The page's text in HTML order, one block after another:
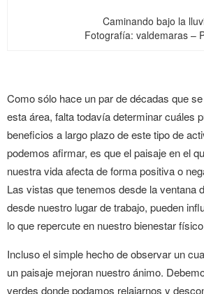
Caminando bajo la
Fotografía: valdemaras –
Como sólo hace un par de décadas que
esta área, falta todavía determinar cuáles
beneficios a largo plazo de este tipo de
podemos afirmar, es que el paisaje en el
nuestra vida afecta de forma positiva o
Las vistas que tenemos desde la ventana
desde nuestro lugar de trabajo, pueden
lo que repercute en nuestro bienestar
Incluso el simple hecho de observar un
un paisaje mejoran nuestro ánimo.
verdes donde podamos relajarnos y